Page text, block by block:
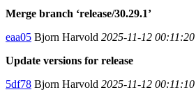
Merge branch ‘release/30.29.1’
eaa05 Bjorn Harvold 2025-11-12 00:11:20
Update versions for release
5df78 Bjorn Harvold 2025-11-12 00:11:10